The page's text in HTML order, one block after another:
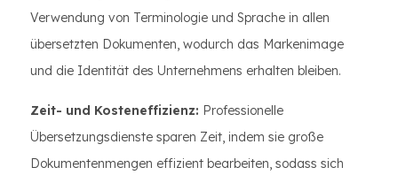
Verwendung von Terminologie und Sprache in allen
übersetzten Dokumenten, wodurch das Markenimage
und die Identität des Unternehmens erhalten bleiben.
Zeit- und Kosteneffizienz: Professionelle
Übersetzungsdienste sparen Zeit, indem sie große
Dokumentenmengen effizient bearbeiten, sodass sich